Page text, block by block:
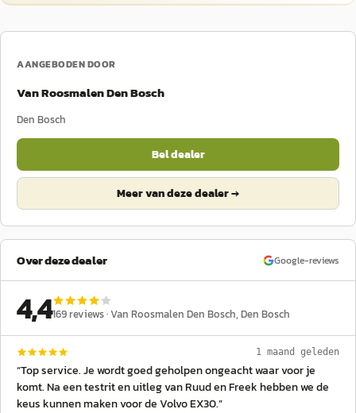
AANGEBODEN DOOR
Van Roosmalen Den Bosch
Den Bosch
Bel dealer
Meer van deze dealer →
Over deze dealer Google-reviews
4,4169reviews ·Van Roosmalen Den Bosch, Den Bosch
1 maand geleden
“Top service. Je wordt goed geholpen ongeacht waar voor je
komt. Na een testrit en uitleg van Ruud en Freek hebben we de
keus kunnen maken voor de Volvo EX30.”